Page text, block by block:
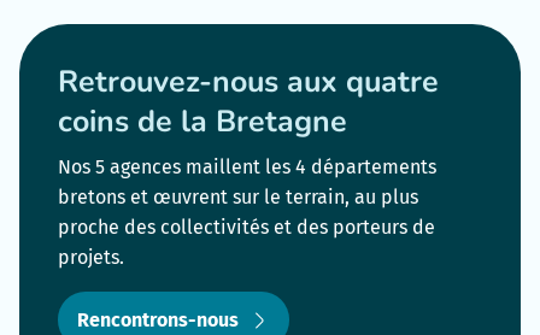
Retrouvez-nous aux quatre
coins de la Bretagne
Nos 5 agences maillent les 4 départements
bretons et œuvrent sur le terrain, au plus
proche des collectivités et des porteurs de
projets.
Rencontrons-nous